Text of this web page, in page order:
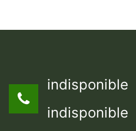
indisponible
indisponible